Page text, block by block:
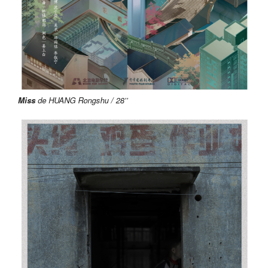
Miss de HUANG Rongshu/ 28’’